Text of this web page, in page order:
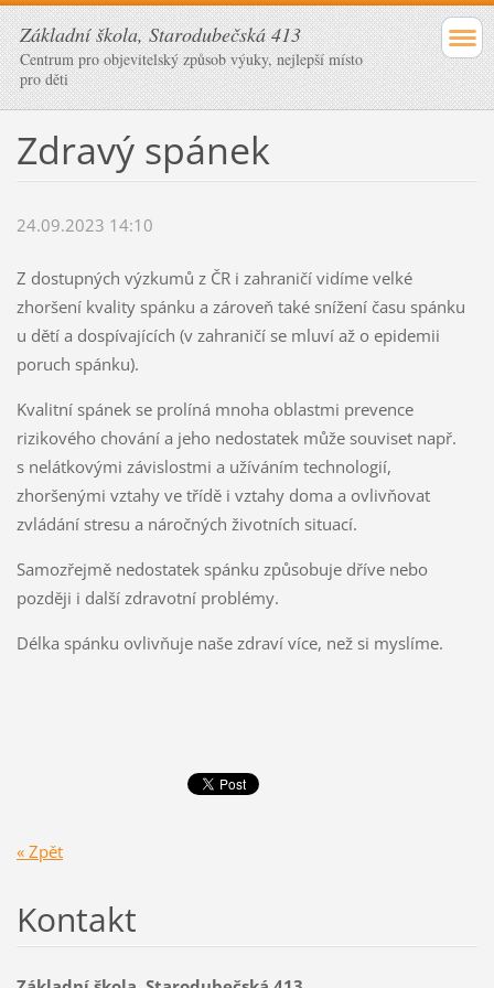
Základní škola, Starodubečská 413
Centrum pro objevitelský způsob výuky, nejlepší místo
pro děti
Zdravý spánek
24.09.2023 14:10
Z dostupných výzkumů z ČR i zahraničí vidíme velké
zhoršení kvality spánku a zároveň také snížení času spánku
u dětí a dospívajících (v zahraničí se mluví až o epidemii
poruch spánku).
Kvalitní spánek se prolíná mnoha oblastmi prevence
rizikového chování a jeho nedostatek může souviset např.
s nelátkovými závislostmi a užíváním technologií,
zhoršenými vztahy ve třídě i vztahy doma a ovlivňovat
zvládání stresu a náročných životních situací.
Samozřejmě nedostatek spánku způsobuje dříve nebo
později i další zdravotní problémy.
Délka spánku ovlivňuje naše zdraví více, než si myslíme.
« Zpět
Kontakt